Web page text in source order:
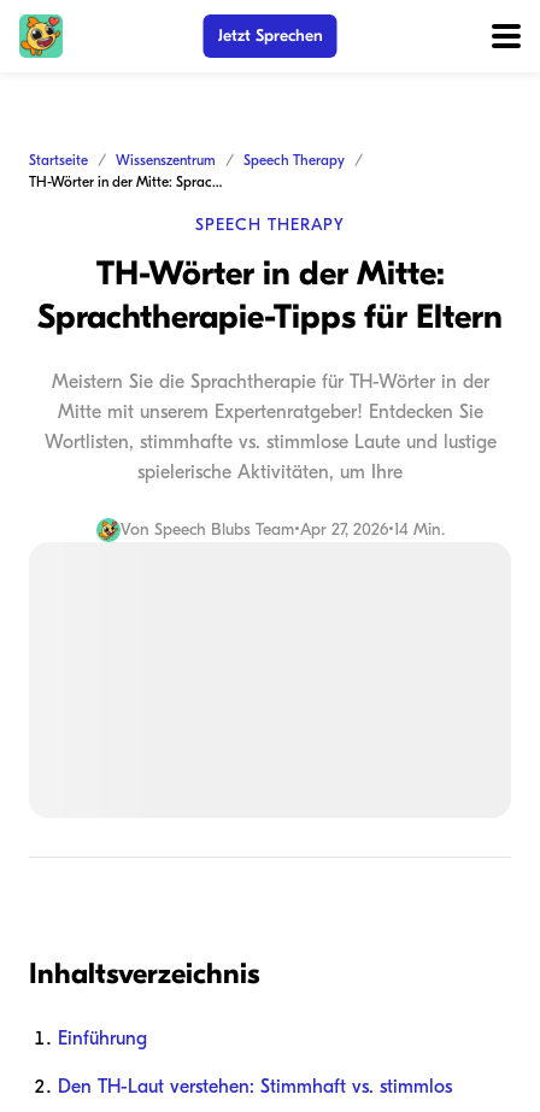
Jetzt Sprechen
Startseite Wissenszentrum
Speech Therapy
TH-Wörter in der Mitte: Sprachtherapie-Tipps für Eltern
SPEECH THERAPY
TH-Wörter in der Mitte:
Sprachtherapie-Tipps für Eltern
Meistern Sie die Sprachtherapie für TH-Wörter in der
Mitte mit unserem Expertenratgeber! Entdecken Sie
Wortlisten, stimmhafte vs. stimmlose Laute und lustige
spielerische Aktivitäten, um Ihre
Von Speech Blubs Team•Apr 27, 2026•14 Min.
Inhaltsverzeichnis
Einführung
Den TH-Laut verstehen: Stimmhaft vs. stimmlos